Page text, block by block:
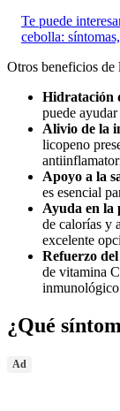
Te puede
cebolla:
Otros beneficios de
Hidratación
puede
Alivio de la
licopeno
Apoyo a la
es esencial
Ayuda en la
de calorías y
excelente
Refuerzo
de vitamina
¿Qué
Ad